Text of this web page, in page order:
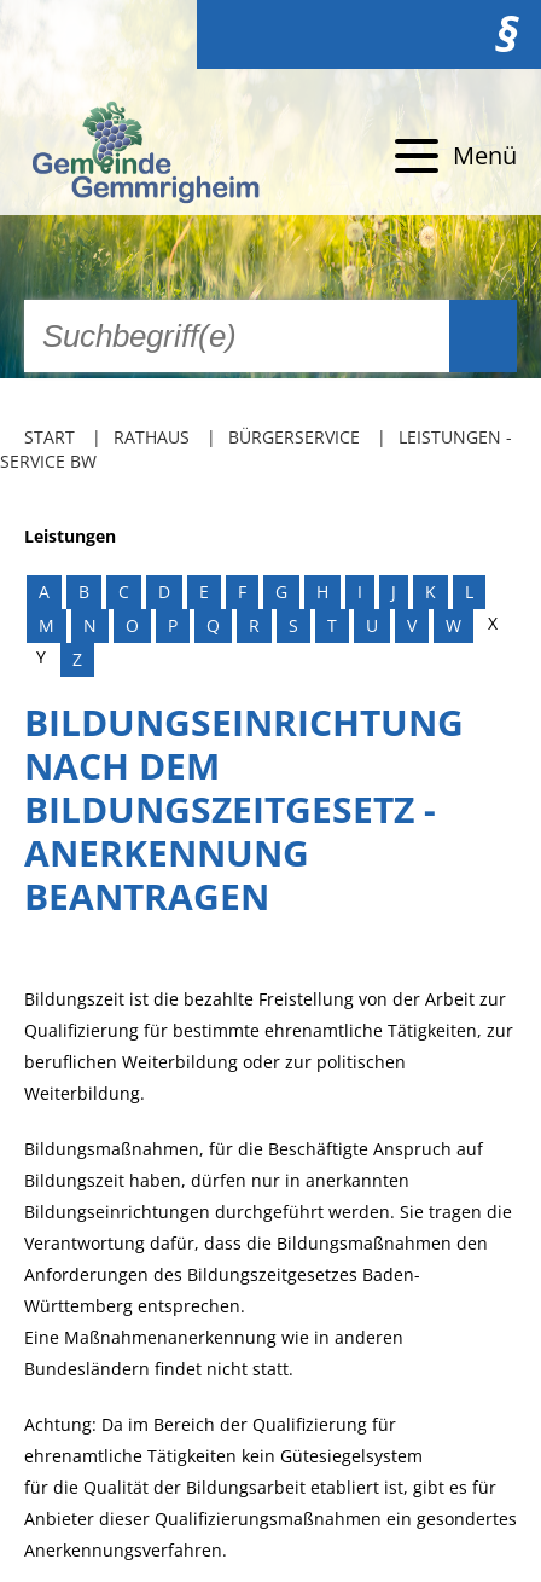
§
Menü
START RATHAUS BÜRGERSERVICE
LEISTUNGEN -
SERVICE BW
Leistungen
A B C D E F G H I J K
L
M
N O P Q R S T U V W
X
Y
Z
BILDUNGSEINRICHTUNG
NACH DEM
BILDUNGSZEITGESETZ -
ANERKENNUNG
BEANTRAGEN
Bildungszeit ist die bezahlte Freistellung von der Arbeit zur
Qualifizierung für bestimmte ehrenamtliche Tätigkeiten, zur
beruflichen Weiterbildung oder zur politischen
Weiterbildung.
Bildungsmaßnahmen, für die Beschäftigte Anspruch auf
Bildungszeit haben, dürfen nur in anerkannten
Bildungseinrichtungen durchgeführt werden. Sie tragen die
Verantwortung dafür, dass die Bildungsmaßnahmen den
Anforderungen des Bildungszeitgesetzes Baden-
Württemberg entsprechen.
Eine Maßnahmenanerkennung wie in anderen
Bundesländern findet nicht statt.
Achtung: Da im Bereich der Qualifizierung für
ehrenamtliche Tätigkeiten kein Gütesiegelsystem
für die Qualität der Bildungsarbeit etabliert ist, gibt es für
Anbieter dieser Qualifizierungsmaßnahmen ein gesondertes
Anerkennungsverfahren.